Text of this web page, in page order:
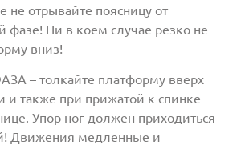
не отрывайте поясницу от
фазе! Ни в коем случае резко не
вниз!
– толкайте платформу вверх
и также при прижатой к спинке
Упор ног должен приходиться
Движения медленные и